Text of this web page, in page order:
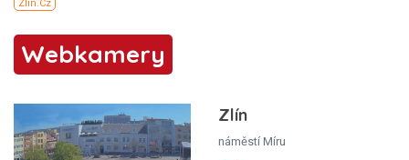
Webkamery
Zlín
náměstí Míru